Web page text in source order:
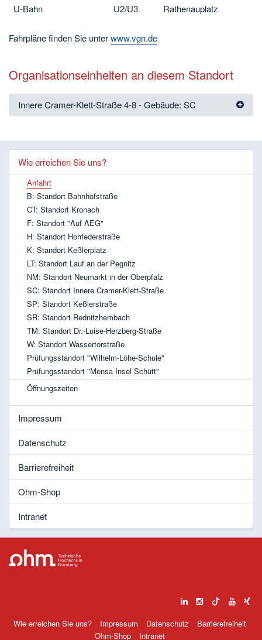
U-Bahn
U2/U3 Rathenauplatz
Fahrpläne finden Sie unterwww.vgn.de
Organisationseinheiten an diesem Standort
Innere Cramer-Klett-Straße 4-8 - Gebäude: SC
Wie erreichen Sie uns?
Anfahrt
B: Standort Bahnhofstraße
CT: Standort Kronach
F: Standort "Auf AEG"
H: Standort Hohfederstraße
K: Standort Keßlerplatz
LT: Standort Lauf an der Pegnitz
NM: Standort Neumarkt in der Oberpfalz
SC: Standort Innere Cramer-Klett-Straße
SP: Standort Keßlerstraße
SR: Standort Rednitzhembach
TM: Standort Dr.-Luise-Herzberg-Straße
W: Standort Wassertorstraße
Prüfungsstandort "Wilhelm-Löhe-Schule"
Prüfungsstandort "Mensa Insel Schütt"
Öffnungszeiten
Impressum
Datenschutz
Barrierefreiheit
Ohm-Shop
Intranet
Wie erreichen Sie uns? Impressum Datenschutz
Barrierefreiheit
Ohm-Shop
Intranet